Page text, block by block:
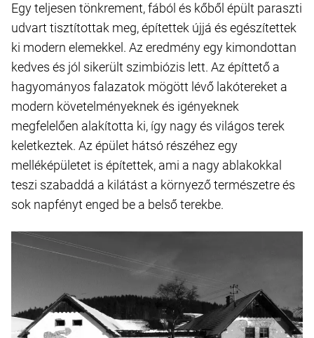
Egy teljesen tönkrement, fából és kőből épült paraszti
udvart tisztítottak meg, építettek újjá és egészítettek
ki modern elemekkel. Az eredmény egy kimondottan
kedves és jól sikerült szimbiózis lett. Az építtető a
hagyományos falazatok mögött lévő lakótereket a
modern követelményeknek és igényeknek
megfelelően alakította ki, így nagy és világos terek
keletkeztek. Az épület hátsó részéhez egy
melléképületet is építettek, ami a nagy ablakokkal
teszi szabaddá a kilátást a környező természetre és
sok napfényt enged be a belső terekbe.